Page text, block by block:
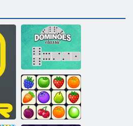
Dominoes
Klassiker